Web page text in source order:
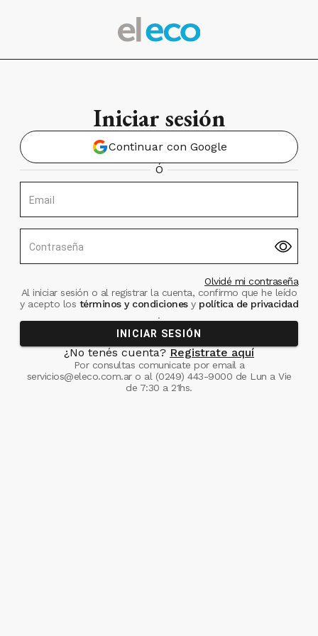
Iniciar sesión
Continuar con Google
Ó
Email
Contraseña
Olvidé mi contraseña
Al iniciar sesión o al registrar la cuenta, confirmo que he leído
y acepto los términos y condiciones ypolítica de privacidad
.
INICIAR SESIÓN
¿No tenés cuenta? Registrate aquí
Por consultas comunicate por email a
servicios@eleco.com.aro al (0249) 443-9000 de Lun a Vie
de 7:30 a 21hs.